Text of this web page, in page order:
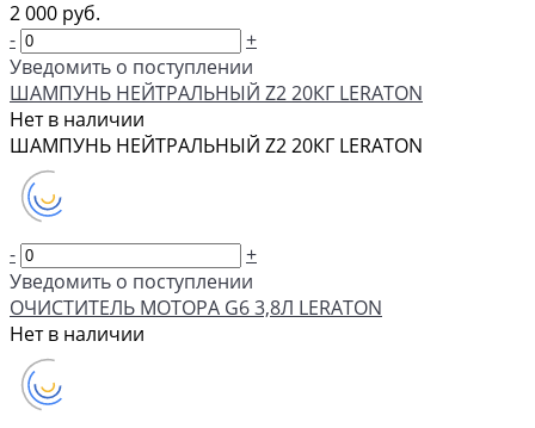
2 000 руб.
-
+
Уведомить о поступлении
ШАМПУНЬ НЕЙТРАЛЬНЫЙ Z2 20КГ LERATON
Нет в наличии
ШАМПУНЬ НЕЙТРАЛЬНЫЙ Z2 20КГ LERATON
-
+
Уведомить о поступлении
ОЧИСТИТЕЛЬ МОТОРА G6 3,8Л LERATON
Нет в наличии